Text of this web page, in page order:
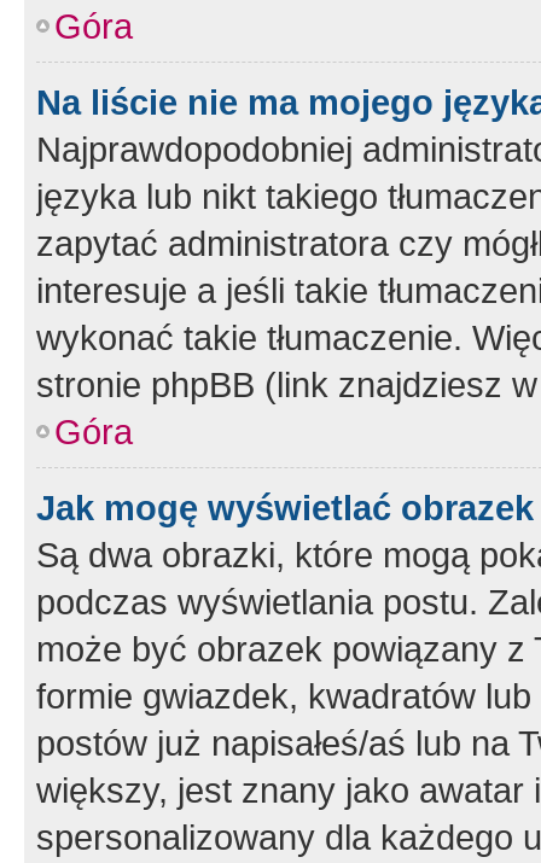
Góra
Na liście nie ma mojego
Najprawdopodobniej
języka lub nikt takiego
zapytać administratora czy
interesuje a jeśli takie
wykonać takie tłumaczenie.
stronie phpBB (link znajdziesz
Góra
Jak mogę wyświetlać
Są dwa obrazki, które mogą
podczas wyświetlania postu.
może być obrazek powiązany z
formie gwiazdek, kwadratów
postów już napisałeś/aś lub na
większy, jest znany jako
spersonalizowany dla każdego